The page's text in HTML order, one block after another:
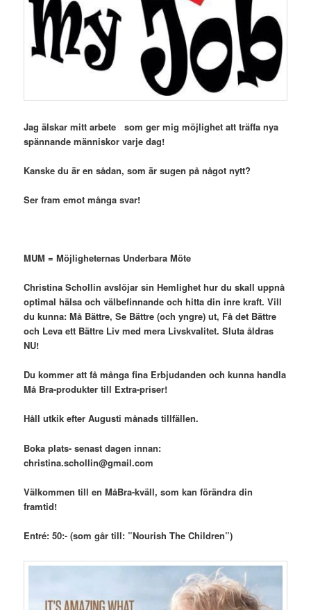
Jag älskar mitt arbete som ger mig möjlighet att träffa nya
spännande människor varje dag!
Kanske du är en sådan, som är sugen på något nytt?
Ser fram emot många svar!
MUM = Möjligheternas Underbara Möte
Christina Schollin avslöjar sin Hemlighet hur du skall uppnå
optimal hälsa och välbefinnande och hitta din inre kraft. Vill
du kunna: Må Bättre, Se Bättre (och yngre) ut, Få det Bättre
och Leva ett Bättre Liv med mera Livskvalitet. Sluta åldras
NU!
Du kommer att få många fina Erbjudanden och kunna handla
Må Bra-produkter till Extra-priser!
Håll utkik efter Augusti månads tillfällen.
Boka plats- senast dagen innan:
christina.schollin@gmail.com
Välkommen till en MåBra-kväll, som kan förändra din
framtid!
Entré: 50:- (som går till: ”Nourish The Children”)